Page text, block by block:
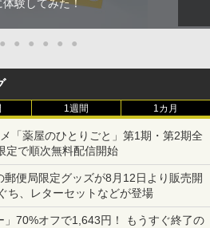
験してみた！
● ● ● ● ● ●
1週間 1カ月
「薬屋のひとりごと」第1期・第2期全
定で順次無料配信開始
郵便局限定グッズが8月12日より販売開
ち、レターセットなどが登場
」70%オフで1,643円！ もうすぐ終了の